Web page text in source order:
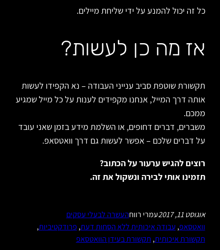
כל זה יכול להמנע על ידי שליחת מיילים.
אז מה כן לעשות?
תקשורת שוטפת סביב ענייני העבודה – נא הקפידו לעשות
אותה דרך המייל, אנחנו מקפידים לענות על כל מייל שמגיע
ממכם.
משברים, דברים דחופים, או השלמת מידע בזמן שאני עובד
על דברים שלכם – אפשר לעשות גם דרך וואטסאפ.
רוצים להגיש ערעור על הכתוב?
תזמינו אותי לבירה ונשקול את זה.
אוגוסט 11, 2017 עמרי רווחהעשרה לבעלי עסקים
וואטסאפ, עבודה איכותית ללא הסחות דעת, פרודקטיביות,
תקשורת איכותית, תקשורת בעידן הוואטסאפ